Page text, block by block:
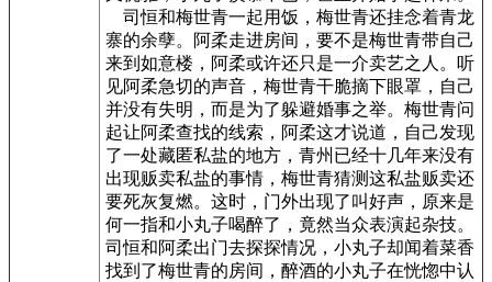
司恒和梅世青一起用饭，梅世青还挂念着青龙
寨的余孽。阿柔走进房间，要不是梅世青带自己
来到如意楼，阿柔或许还只是一介卖艺之人。听
见阿柔急切的声音，梅世青干脆摘下眼罩，自己
并没有失明，而是为了躲避婚事之举。梅世青问
起让阿柔查找的线索，阿柔这才说道，自己发现
了一处藏匿私盐的地方，青州已经十几年来没有
出现贩卖私盐的事情，梅世青猜测这私盐贩卖还
要死灰复燃。这时，门外出现了叫好声，原来是
何一指和小丸子喝醉了，竟然当众表演起杂技。
司恒和阿柔出门去探探情况，小丸子却闻着菜香
找到了梅世青的房间，醉酒的小丸子在恍惚中认